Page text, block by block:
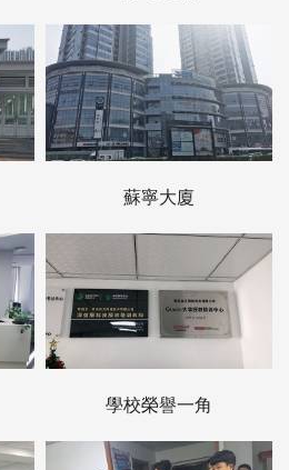
蘇寧大廈
學校榮譽一角